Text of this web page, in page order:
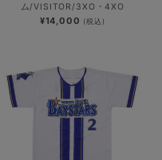
ム/VISITOR/3XO・4XO
¥14,000 (税込)